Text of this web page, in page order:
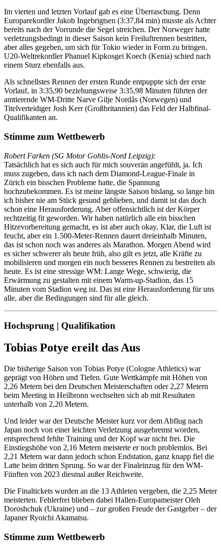
Im vierten und letzten Vorlauf gab es eine Überraschung. Denn
Europarekordler Jakob Ingebrigtsen (3:37,84 min) musste als Achter
bereits nach der Vorrunde die Segel streichen. Der Norweger hatte
verletzungsbedingt in dieser Saison kein Freiluftrennen bestritten,
aber alles gegeben, um sich für Tokio wieder in Form zu bringen.
U20-Weltrekordler Phanuel Kipkosgei Koech (Kenia) schied nach
einem Sturz ebenfalls aus.
Als schnellstes Rennen der ersten Runde entpuppte sich der erste
Vorlauf, in 3:35,90 beziehungsweise 3:35,98 Minuten führten der
amtierende WM-Dritte Narve Gilje Nordås (Norwegen) und
Titelverteidiger Josh Kerr (Großbritannien) das Feld der Halbfinal-
Qualifikanten an.
Stimme zum Wettbewerb
Robert Farken (SG Motor Gohlis-Nord Leipzig):
Tatsächlich hat es sich auch für mich souverän angefühlt, ja. Ich
muss zugeben, dass ich nach dem Diamond-League-Finale in
Zürich ein bisschen Probleme hatte, die Spannung
hochzubekommen. Es ist meine längste Saison bislang, so lange bin
ich bisher nie am Stück gesund geblieben, und damit ist das doch
schon eine Herausforderung. Aber offensichtlich ist der Körper
rechtzeitig fit geworden. Wir haben natürlich alle ein bisschen
Hitzevorbereitung gemacht, es ist aber auch okay. Klar, die Luft ist
feucht, aber ein 1.500-Meter-Rennen dauert dreieinhalb Minuten,
das ist schon noch was anderes als Marathon. Morgen Abend wird
es sicher schwerer als heute früh, also gilt es jetzt, alle Kräfte zu
mobilisieren und morgen ein noch besseres Rennen zu bestreiten als
heute. Es ist eine stressige WM: Lange Wege, schwierig, die
Erwärmung zu gestalten mit einem Warm-up-Stadion, das 15
Minuten vom Stadion weg ist. Das ist eine Herausforderung für uns
alle, aber die Bedingungen sind für alle gleich.
Hochsprung | Qualifikation
Tobias Potye ereilt das Aus
Die bisherige Saison von Tobias Potye (Cologne Athletics) war
geprägt von Höhen und Tiefen. Gute Wettkämpfe mit Höhen von
2,26 Metern bei den Deutschen Meisterschaften oder 2,27 Metern
beim Meeting in Heilbronn wechselten sich ab mit Resultaten
unterhalb von 2,20 Metern.
Und leider war der Deutsche Meister kurz vor dem Abflug nach
Japan noch von einer leichten Verletzung ausgebremst worden,
entsprechend fehlte Training und der Kopf war nicht frei. Die
Einstiegshöhe von 2,16 Metern meisterte er noch problemlos. Bei
2,21 Metern war dann jedoch schon Endstation, ganz knapp fiel die
Latte beim dritten Sprung. So war der Finaleinzug für den WM-
Fünften von 2023 diesmal außer Reichweite.
Die Finaltickets wurden an die 13 Athleten vergeben, die 2,25 Meter
meisterten. Fehlerfrei blieben dabei Hallen-Europameister Oleh
Doroshchuk (Ukraine) und – zur großen Freude der Gastgeber – der
Japaner Ryoichi Akamatsu.
Stimme zum Wettbewerb